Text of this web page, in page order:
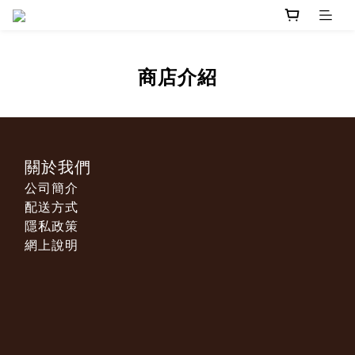
商店介紹
關於我們
公司簡介
配送方式
隱私政策
網上說明